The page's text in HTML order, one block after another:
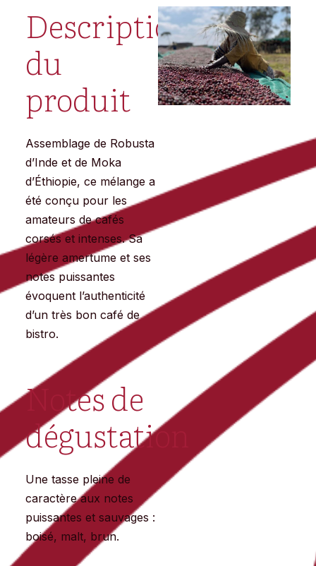
Description
du
produit
Assemblage de Robusta
d’Inde et de Moka
d’Éthiopie, ce mélange a
été conçu pour les
amateurs de cafés
corsés et intenses. Sa
légère amertume et ses
notes puissantes
évoquent l’authenticité
d’un très bon café de
bistro.
Notes de
dégustation
Une tasse pleine de
caractère aux notes
puissantes et sauvages :
boisé, malt, brun.